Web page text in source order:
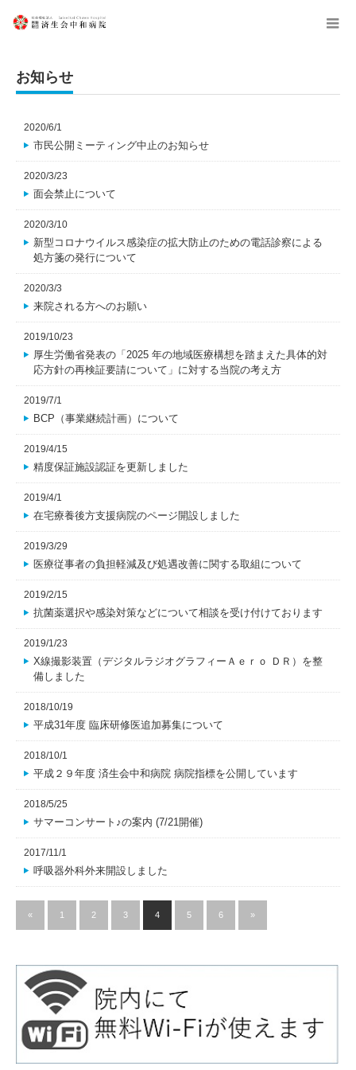
menu
お知らせ
2020/6/1
市民公開ミーティング中止のお知らせ
2020/3/23
面会禁止について
2020/3/10
新型コロナウイルス感染症の拡大防止のための電話診察による
処方箋の発行について
2020/3/3
来院される方へのお願い
2019/10/23
厚生労働省発表の「2025 年の地域医療構想を踏まえた具体的対
応方針の再検証要請について」に対する当院の考え方
2019/7/1
BCP（事業継続計画）について
2019/4/15
精度保証施設認証を更新しました
2019/4/1
在宅療養後方支援病院のページ開設しました
2019/3/29
医療従事者の負担軽減及び処遇改善に関する取組について
2019/2/15
抗菌薬選択や感染対策などについて相談を受け付けております
2019/1/23
X線撮影装置（デジタルラジオグラフィーＡｅｒｏ ＤＲ）を整
備しました
2018/10/19
平成31年度 臨床研修医追加募集について
2018/10/1
平成２９年度 済生会中和病院 病院指標を公開しています
2018/5/25
サマーコンサート♪の案内 (7/21開催)
2017/11/1
呼吸器外科外来開設しました
« 1 2 3 4 5 6 »